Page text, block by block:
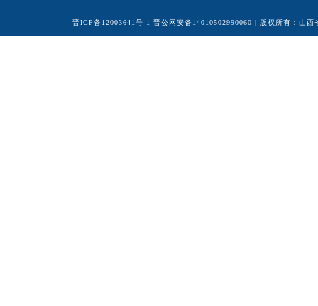
晋ICP备12003641号-1 晋公网安备14010502990060 | 版权所有：山西